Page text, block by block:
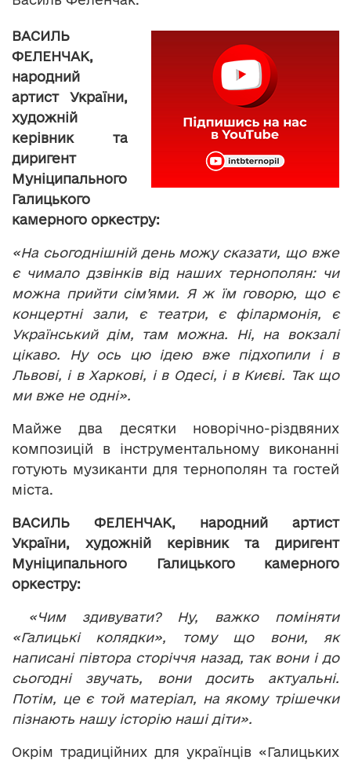
ВАСИЛЬ
ФЕЛЕНЧАК,
народний
артист України,
художній
керівник та
диригент
Муніципального
Галицького
камерного оркестру:
«На сьогоднішній день можу сказати, що вже
є чимало дзвінків від наших тернополян: чи
можна прийти сім’ями. Я ж їм говорю, що є
концертні зали, є театри, є філармонія, є
Український дім, там можна. Ні, на вокзалі
цікаво. Ну ось цю ідею вже підхопили і в
Львові, і в Харкові, і в Одесі, і в Києві. Так що
ми вже не одні».
Майже два десятки новорічно-різдвяних
композицій в інструментальному виконанні
готують музиканти для тернополян та гостей
міста.
ВАСИЛЬ ФЕЛЕНЧАК, народний артист
України, художній керівник та диригент
Муніципального Галицького камерного
оркестру:
«Чим здивувати? Ну, важко поміняти
«Галицькі колядки», тому що вони, як
написані півтора сторіччя назад, так вони і до
сьогодні звучать, вони досить актуальні.
Потім, це є той матеріал, на якому трішечки
пізнають нашу історію наші діти».
Окрім традиційних для українців «Галицьких